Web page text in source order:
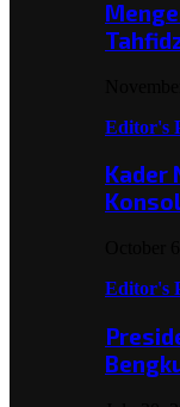
Editor's
Kader
Editor's